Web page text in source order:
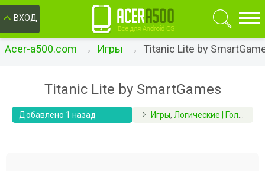
ВХОД
Acer-a500.com → Игры → Titanic Lite by
Titanic Lite by SmartGames
Добавлено 1 назад Игры, Логические | Головоломки